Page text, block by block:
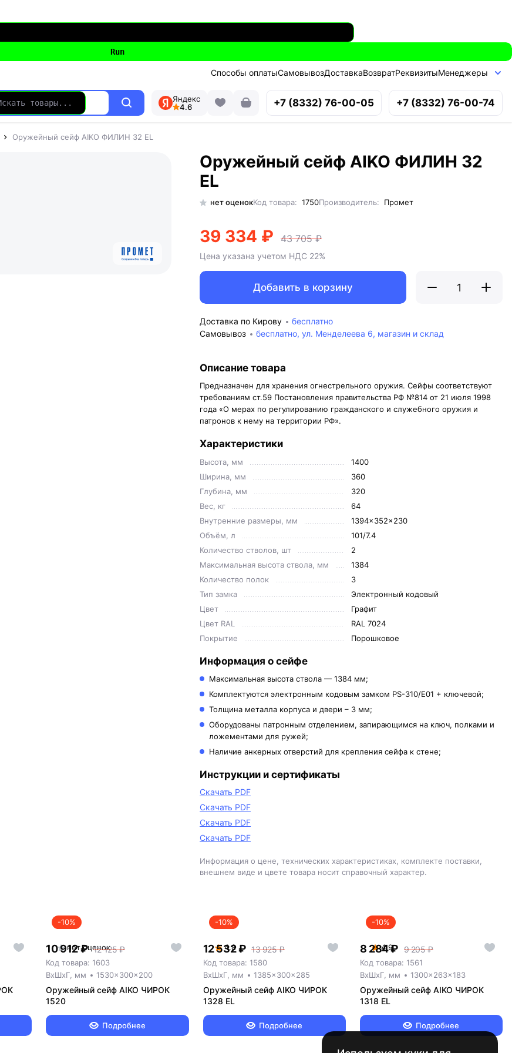
Способы оплатыСамовывозДоставкаВозвратРеквизитыМенеджеры
Яндекс
4.6
+7 (8332) 76-00-05 +7 (8332) 76-00-74
Оружейный сейф AIKO ФИЛИН 32 EL
Оружейный сейф AIKO ФИЛИН 32
EL
нет оценокКод товара: 1750Производитель: Промет
39 334 ₽ 43 705 ₽
Цена указана учетом НДС 22%
Добавить в корзину
Доставка по Кирову
бесплатно
Самовывоз
бесплатно, ул. Менделеева 6, магазин и склад
Описание товара
Предназначен для хранения огнестрельного оружия. Сейфы соответствуют
требованиям ст.59 Постановления правительства РФ №814 от 21 июля 1998
года «О мерах по регулированию гражданского и служебного оружия и
патронов к нему на территории РФ».
Характеристики
Высота, мм
1400
Ширина, мм
360
Глубина, мм
320
Вес, кг
64
Внутренние размеры, мм
1394x352x230
Объём, л
101/7.4
Количество стволов, шт
2
Максимальная высота ствола, мм
1384
Количество полок
3
Тип замка
Электронный кодовый
Цвет
Графит
Цвет RAL
RAL 7024
Покрытие
Порошковое
Информация о сейфе
Максимальная высота ствола — 1384 мм;
Комплектуются электронным кодовым замком PS-310/E01 + ключевой;
Толщина металла корпуса и двери – 3 мм;
Оборудованы патронным отделением, запирающимся на ключ, полками и
ложементами для ружей;
Наличие анкерных отверстий для крепления сейфа к стене;
Инструкции и сертификаты
Скачать PDF
Скачать PDF
Скачать PDF
Скачать PDF
Информация о цене, технических характеристиках, комплекте поставки,
внешнем виде и цвете товара носит справочный характер.
нет оценок
-10%
10 912 ₽ 12 125 ₽
Код товара: 1603
ВxШxГ, мм
1530x300x200
Оружейный сейф AIKO ЧИРОК
1520
Подробнее
4.8
-10%
12 532 ₽ 13 925 ₽
Код товара: 1580
ВxШxГ, мм
1385x300x285
Оружейный сейф AIKO ЧИРОК
1328 EL
Подробнее
4.9
-10%
8 284 ₽ 9 205 ₽
Код товара: 1561
ВxШxГ, мм
1300x263x183
Оружейный сейф AIKO ЧИРОК
1318 EL
Подробнее